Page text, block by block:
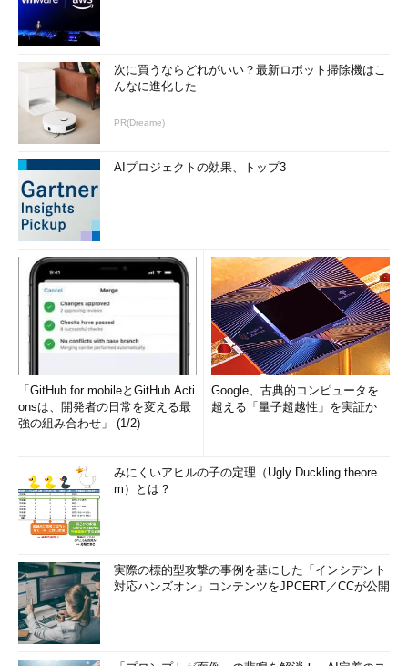
次に買うならどれがいい？最新ロボット掃除機はこ
んなに進化した
PR(Dreame)
AIプロジェクトの効果、トップ3
「GitHub for mobileとGitHub Acti
onsは、開発者の日常を変える最
強の組み合わせ」 (1/2)
Google、古典的コンピュータを
超える「量子超越性」を実証か
みにくいアヒルの子の定理（Ugly Duckling theore
m）とは？
実際の標的型攻撃の事例を基にした「インシデント
対応ハンズオン」コンテンツをJPCERT／CCが公開